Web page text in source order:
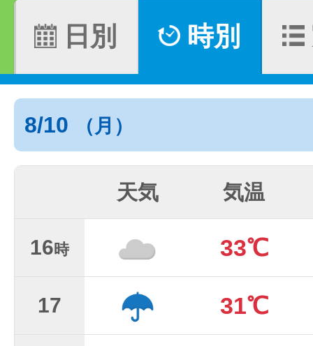
日別 時別
8/10 （月）
天気 気温
16時 33℃
17 31℃